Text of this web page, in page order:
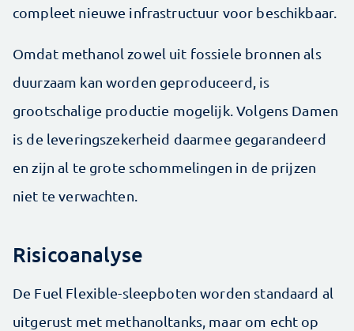
compleet nieuwe infrastructuur voor beschikbaar.
Omdat methanol zowel uit fossiele bronnen als
duurzaam kan worden geproduceerd, is
grootschalige productie mogelijk. Volgens Damen
is de leveringszekerheid daarmee gegarandeerd
en zijn al te grote schommelingen in de prijzen
niet te verwachten.
Risicoanalyse
De Fuel Flexible-sleepboten worden standaard al
uitgerust met methanoltanks, maar om echt op